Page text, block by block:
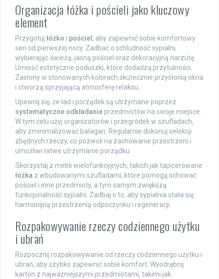
Organizacja łóżka i pościeli jako kluczowy
element
Przygotuj łóżko i pościel , aby zapewnić sobie komfortowy
sen od pierwszej nocy. Zadbać o schludność sypialni,
wybierając świeżą, jasną pościel oraz dekoracyjną narzutę.
Umieść estetyczne poduszki, które dodadzą przytulności.
Zasłony w stonowanych kolorach skutecznie przysłonią okna
i stworzą sprzyjającą atmosferę relaksu.
Upewnij się, że ład i porządek są utrzymane poprzez
systematyczne odkładanie przedmiotów na swoje miejsce.
W tym celu użyj organizatorów i przegródek w szufladach,
aby zminimalizować bałagan. Regularnie dokonuj selekcji
zbędnych rzeczy, co pozwoli na zachowanie przestrzeni i
umożliwi łatwe utrzymanie porządku.
Skorzystaj z mebli wielofunkcyjnych, takich jak tapicerowane
łóżka z wbudowanymi szufladami, które pomogą schować
pościel i inne przedmioty, a tym samym zwiększą
funkcjonalność sypialni. Zadbaj o to, aby sypialnia stała się
harmonijną przestrzenią odpoczynku i regeneracji.
Rozpakowywanie rzeczy codziennego użytku
i ubrań
Rozpocznij rozpakowywanie od rzeczy codziennego użytku i
ubrań, aby szybko zapewnić sobie komfort. Wyodrębnij
karton z najważniejszymi przedmiotami, takimi jak